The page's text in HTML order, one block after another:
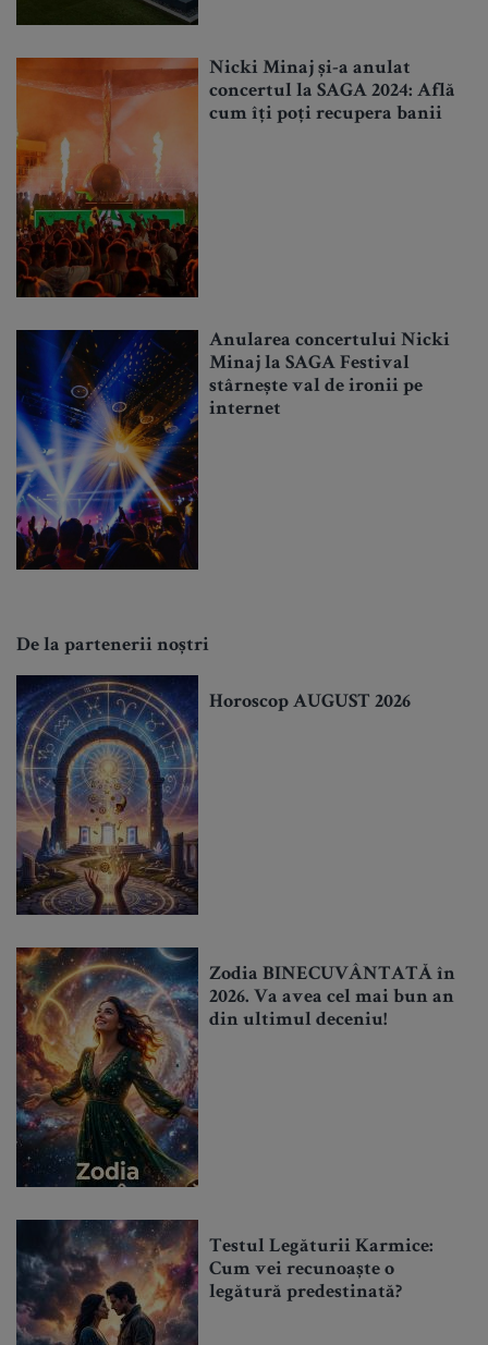
Nicki Minaj și-a anulat
concertul la SAGA 2024: Află
cum îți poți recupera banii
Anularea concertului Nicki
Minaj la SAGA Festival
stârnește val de ironii pe
internet
De la partenerii noștri
Horoscop AUGUST 2026
Zodia BINECUVÂNTATĂ în
2026. Va avea cel mai bun an
din ultimul deceniu!
Testul Legăturii Karmice:
Cum vei recunoaște o
legătură predestinată?